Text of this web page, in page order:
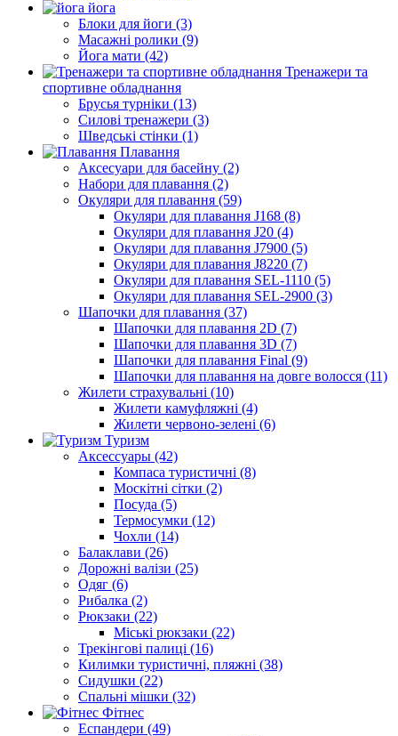
йога
Блоки для йоги (3)
Масажні ролики (9)
Йога мати (42)
Тренажери та
спортивне обладнання
Брусья турніки (13)
Силові тренажери (3)
Шведські стінки (1)
Плавання
Аксесуари для басейну (2)
Набори для плавання (2)
Окуляри для плавання (59)
Окуляри для плавання J168 (8)
Окуляри для плавання J20 (4)
Окуляри для плавання J7900 (5)
Окуляри для плавання J8220 (7)
Окуляри для плавання SEL-1110 (5)
Окуляри для плавання SEL-2900 (3)
Шапочки для плавання (37)
Шапочки для плавання 2D (7)
Шапочки для плавання 3D (7)
Шапочки для плавання Final (9)
Шапочки для плавання на довге волосся (11)
Жилети страхувальні (10)
Жилети камуфляжні (4)
Жилети червоно-зелені (6)
Туризм
Аксессуары (42)
Компаса туристичні (8)
Москітні сітки (2)
Посуда (5)
Термосумки (12)
Чохли (14)
Балаклави (26)
Дорожні валізи (25)
Одяг (6)
Рибалка (2)
Рюкзаки (22)
Міські рюкзаки (22)
Трекінгові палиці (16)
Килимки туристичні, пляжні (38)
Сидушки (22)
Спальні мішки (32)
Фітнес
Еспандери (49)